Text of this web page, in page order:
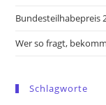
Bundesteilhabepreis
Wer so fragt,
Schlagworte